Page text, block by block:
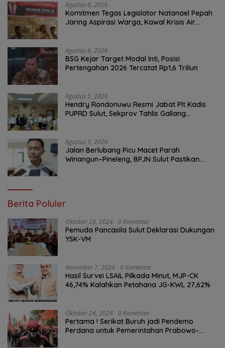
Agustus 6, 2026
Komitmen Tegas Legislator Natanael Pepah
Jaring Aspirasi Warga, Kawal Krisis Air
Agustus 6, 2026
BSG Kejar Target Modal Inti, Posisi
Pertengahan 2026 Tercatat Rp1,6 Triliun
Agustus 5, 2026
Hendry Rondonuwu Resmi Jabat Plt Kadis
PUPRD Sulut, Sekprov Tahlis Gallang
Agustus 5, 2026
Jalan Berlubang Picu Macet Parah
Winangun–Pineleng, BPJN Sulut Pastikan
Berita Poluler
Oktober 28, 2024 0 Komentar
Pemuda Pancasila Sulut Deklarasi Dukungan
YSK-VM
November 7, 2024 0 Komentar
Hasil Survei LSAIL Pilkada Minut, MJP-CK
46,74% Kalahkan Petahana JG-KWL 27,62%
Oktober 24, 2024 0 Komentar
Pertama ! Serikat Buruh jadi Pendemo
Perdana untuk Pemerintahan Prabowo-